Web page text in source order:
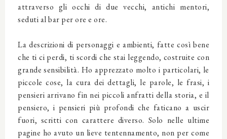
attraverso gli occhi di due vecchi, antichi mentori,
seduti al bar per ore e ore.
La descrizioni di personaggi e ambienti, fatte così bene
che ti ci perdi, ti scordi che stai leggendo, costruite con
grande sensibilità. Ho apprezzato molto i particolari, le
piccole cose, la cura dei dettagli, le parole, le frasi, i
pensieri arrivano fin nei piccoli anfratti della storia, e il
pensiero, i pensieri più profondi che faticano a uscir
fuori, scritti con carattere diverso. Solo nelle ultime
pagine ho avuto un lieve tentennamento, non per come